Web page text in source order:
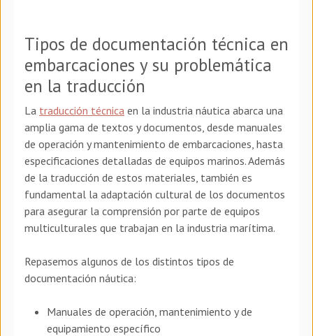
Tipos de documentación técnica en
embarcaciones y su problemática
en la traducción
La traducción técnica en la industria náutica abarca una
amplia gama de textos y documentos, desde manuales
de operación y mantenimiento de embarcaciones, hasta
especificaciones detalladas de equipos marinos. Además
de la traducción de estos materiales, también es
fundamental la adaptación cultural de los documentos
para asegurar la comprensión por parte de equipos
multiculturales que trabajan en la industria marítima.
Repasemos algunos de los distintos tipos de
documentación náutica:
Manuales de operación, mantenimiento y de
equipamiento específico